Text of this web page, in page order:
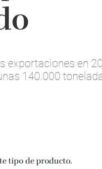
exportaciones en
140.000